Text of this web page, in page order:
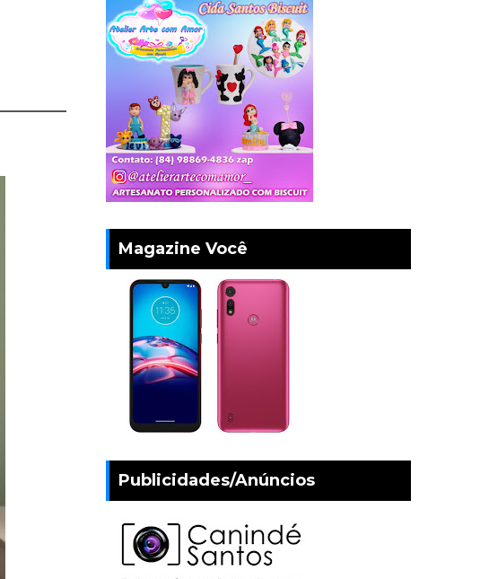
Magazine Você
Publicidades/Anúncios